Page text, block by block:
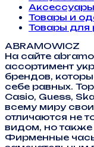
Товары и
Товары для
ABRAMOWICZ
На сайте
ассортимент
брендов,
себе равных.
Casio, Guess,
всему миру
отличаются не
видом, но
Фирменные